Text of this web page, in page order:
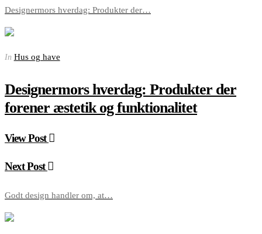
Designermors hverdag: Produkter der…
In Hus og have
Designermors hverdag: Produkter der
forener æstetik og funktionalitet
View Post
Next Post
Godt design handler om, at…